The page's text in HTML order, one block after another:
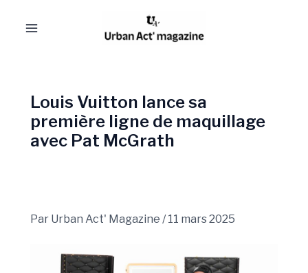
Louis Vuitton lance sa
première ligne de maquillage
avec Pat McGrath
Par Urban Act' Magazine /11 mars 2025
des